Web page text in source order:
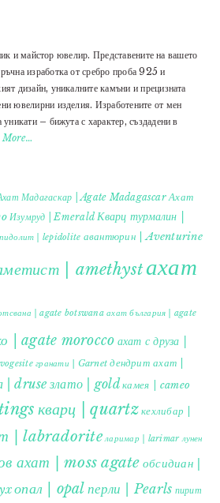
и майстор ювелир. Представените на вашето
изработка от сребро проба 925 и
дизайн, уникалните камъни и прецизната
ювелирни изделия. Изработените от мен
уникати – бижута с характер, създадени в
More…
Мадагаскар | Agate Madagascar Ахат
Изумруд | Emerald Кварц турмалин |
| lepidolite авантюрин | Aventurine
| amethystахат
| agate botswana ахат българия | agate
| agate morocco ахат с друза |
гранати | Garnet дендрит ахат |
| druse злато | gold камея | cameo
кварц | quartzкехлибар |
| labradorite ларимар | larimar лунен
ахат | moss agate обсидиан |
опал | opal перли | Pearls пирит |